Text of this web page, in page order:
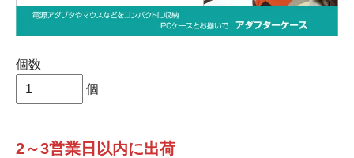
個数
個
2～3営業日以内に出荷